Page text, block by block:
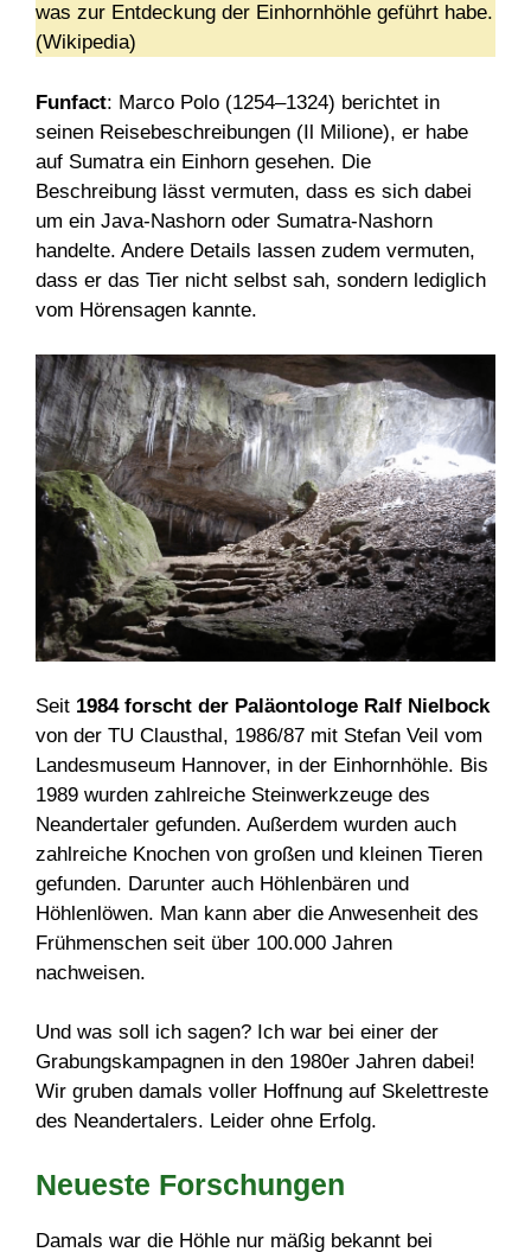
was zur Entdeckung der Einhornhöhle geführt habe.
(Wikipedia)
Funfact: Marco Polo (1254–1324) berichtet in
seinen Reisebeschreibungen (Il Milione), er habe
auf Sumatra ein Einhorn gesehen. Die
Beschreibung lässt vermuten, dass es sich dabei
um ein Java-Nashorn oder Sumatra-Nashorn
handelte. Andere Details lassen zudem vermuten,
dass er das Tier nicht selbst sah, sondern lediglich
vom Hörensagen kannte.
Seit 1984 forscht der Paläontologe Ralf Nielbock
von der TU Clausthal, 1986/87 mit Stefan Veil vom
Landesmuseum Hannover, in der Einhornhöhle. Bis
1989 wurden zahlreiche Steinwerkzeuge des
Neandertaler gefunden. Außerdem wurden auch
zahlreiche Knochen von großen und kleinen Tieren
gefunden. Darunter auch Höhlenbären und
Höhlenlöwen. Man kann aber die Anwesenheit des
Frühmenschen seit über 100.000 Jahren
nachweisen.
Und was soll ich sagen? Ich war bei einer der
Grabungskampagnen in den 1980er Jahren dabei!
Wir gruben damals voller Hoffnung auf Skelettreste
des Neandertalers. Leider ohne Erfolg.
Neueste Forschungen
Damals war die Höhle nur mäßig bekannt bei